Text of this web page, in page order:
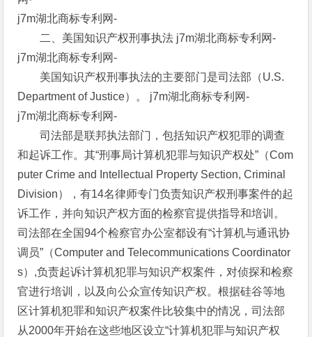
j7m湖北商标专利网-
二、美国知识产权刑事执法 j7m湖北商标专利网-
j7m湖北商标专利网-
美国知识产权刑事执法的主要部门是司法部（U.S.
Department of Justice）。 j7m湖北商标专利网-
j7m湖北商标专利网-
司法部是联邦执法部门，包括知识产权犯罪的调查
和起诉工作。其“刑事局计算机犯罪与知识产权处”（Com
puter Crime and Intellectual Property Section, Criminal
Division），有14名律师专门负责知识产权刑事案件的起
诉工作，并向知识产权方面的检察官提供指导和培训。
司法部在全国94个检察官办公室都设有“计算机与通讯协
调员”（Computer and Telecommunications Coordinator
s）,负责起诉计算机犯罪与知识产权案件，对侦探和检察
官进行培训，以及向公众宣传知识产权。根据硅谷等地
区计算机犯罪和知识产权案件比较集中的情况，司法部
从2000年开始在这些地区设立“计算机犯罪与知识产权